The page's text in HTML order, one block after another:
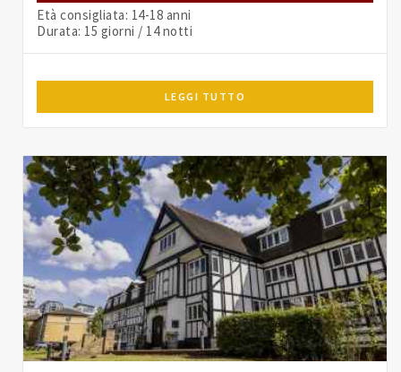
Età consigliata: 14-18 anni
Durata: 15 giorni / 14 notti
LEGGI TUTTO